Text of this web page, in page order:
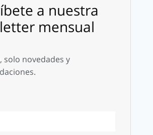
a nuestra
mensual
solo novedades y